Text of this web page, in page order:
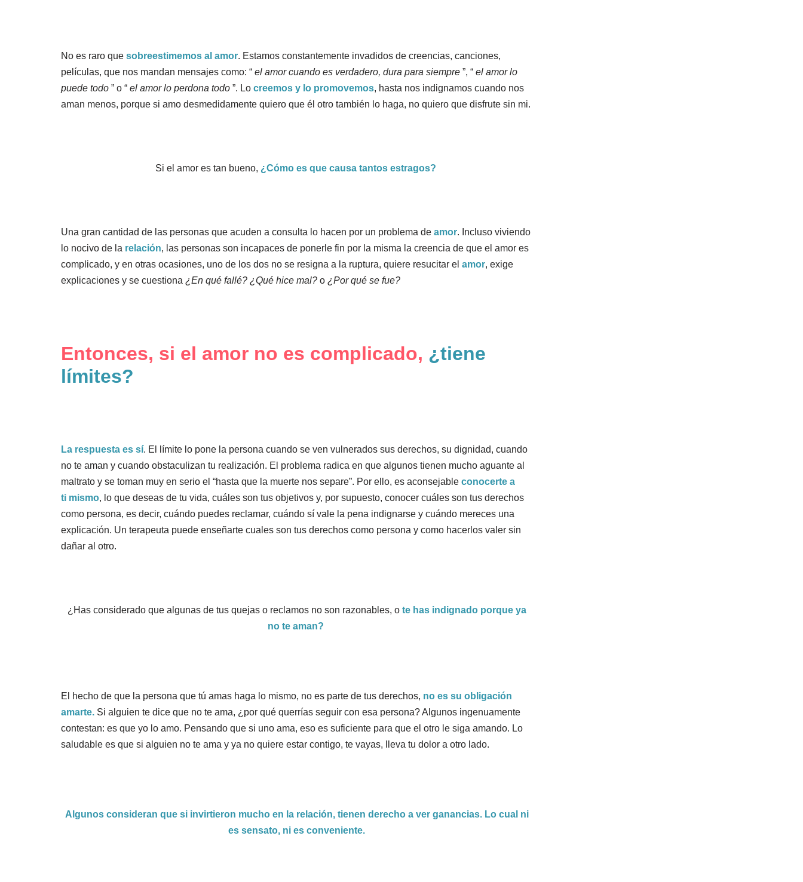
No es raro que sobreestimemos al amor. Estamos constantemente invadidos de creencias, canciones,
películas, que nos mandan mensajes como: “ el amor cuando es verdadero, dura para siempre ”, “ el amor lo
puede todo ” o “ el amor lo perdona todo ”. Lo creemos y lo promovemos, hasta nos indignamos cuando nos
aman menos, porque si amo desmedidamente quiero que él otro también lo haga, no quiero que disfrute sin mi.
Si el amor es tan bueno, ¿Cómo es que causa tantos estragos?
Una gran cantidad de las personas que acuden a consulta lo hacen por un problema de amor. Incluso viviendo
lo nocivo de la relación, las personas son incapaces de ponerle fin por la misma la creencia de que el amor es
complicado, y en otras ocasiones, uno de los dos no se resigna a la ruptura, quiere resucitar el amor, exige
explicaciones y se cuestiona ¿En qué fallé? ¿Qué hice mal? o ¿Por qué se fue?
Entonces, si el amor no es complicado, ¿tiene
límites?
La respuesta es sí. El límite lo pone la persona cuando se ven vulnerados sus derechos, su dignidad, cuando
no te aman y cuando obstaculizan tu realización. El problema radica en que algunos tienen mucho aguante al
maltrato y se toman muy en serio el “hasta que la muerte nos separe”. Por ello, es aconsejable conocerte a
ti mismo, lo que deseas de tu vida, cuáles son tus objetivos y, por supuesto, conocer cuáles son tus derechos
como persona, es decir, cuándo puedes reclamar, cuándo sí vale la pena indignarse y cuándo mereces una
explicación. Un terapeuta puede enseñarte cuales son tus derechos como persona y como hacerlos valer sin
dañar al otro.
¿Has considerado que algunas de tus quejas o reclamos no son razonables, o te has indignado porque ya
no te aman?
El hecho de que la persona que tú amas haga lo mismo, no es parte de tus derechos, no es su obligación
amarte. Si alguien te dice que no te ama, ¿por qué querrías seguir con esa persona? Algunos ingenuamente
contestan: es que yo lo amo. Pensando que si uno ama, eso es suficiente para que el otro le siga amando. Lo
saludable es que si alguien no te ama y ya no quiere estar contigo, te vayas, lleva tu dolor a otro lado.
Algunos consideran que si invirtieron mucho en la relación, tienen derecho a ver ganancias. Lo cual ni
es sensato, ni es conveniente.